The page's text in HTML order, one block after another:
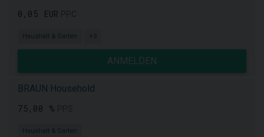
0,05 EUR
Haushalt & Garten +3
ANMELDEN
BRAUN Household
75,00 %
Haushalt & Garten